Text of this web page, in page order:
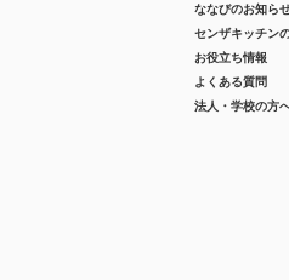
ななびのお知ら
センザキッチン
お役立ち情報
よくある質問
法人・学校の方